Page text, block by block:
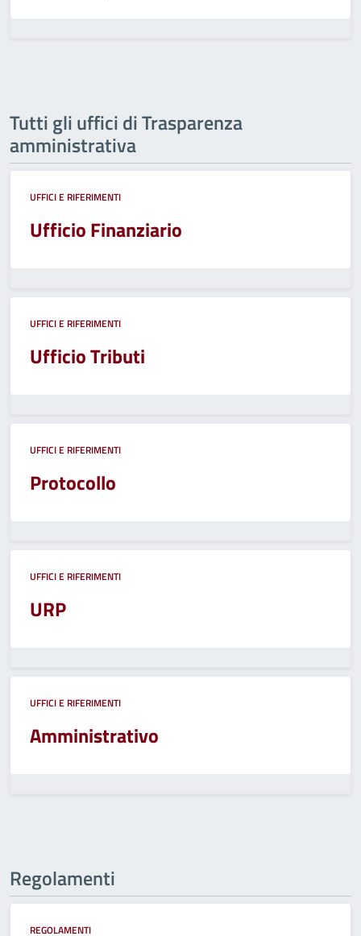
Tutti gli uffici di Trasparenza
amministrativa
UFFICI E RIFERIMENTI
Ufficio Finanziario
UFFICI E RIFERIMENTI
Ufficio Tributi
UFFICI E RIFERIMENTI
Protocollo
UFFICI E RIFERIMENTI
URP
UFFICI E RIFERIMENTI
Amministrativo
Regolamenti
REGOLAMENTI